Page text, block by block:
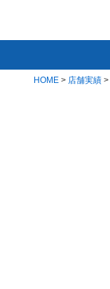
テ
HOME > 店舗実績 >